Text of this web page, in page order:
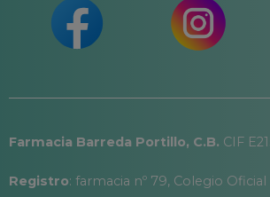
Farmacia Barreda Portillo, C.B. CIF
Registro: farmacia nº 79, Colegio